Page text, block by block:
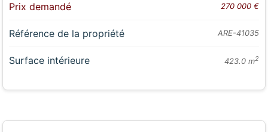
Prix demandé 270 000 €
Référence de la propriété ARE-41035
Surface intérieure 423.0 m2